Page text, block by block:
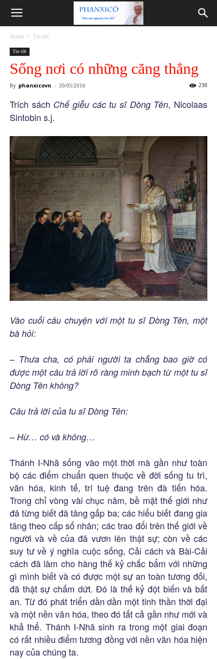
Phanxicô
Home Tin tức
Tin tức
Sống nơi có những căng thẳng
By phanxicovn - 20/05/2016 230
Trích sách Chế giễu các tu sĩ Dòng Tên, Nicolaas
Sintobin s.j.
Vào cuối câu chuyện với một tu sĩ Dòng Tên, một
bà hỏi:
– Thưa cha, có phải người ta chẳng bao giờ có
được một câu trả lời rõ ràng minh bạch từ một tu sĩ
Dòng Tên không?
Câu trả lời của tu sĩ Dòng Tên:
– Hừ… có và không…
Thánh I-Nhã sống vào một thời mà gần như toàn
bộ các điểm chuẩn quen thuộc về đời sống tu trì,
văn hóa, kinh tế, trí tuệ đang trên đà tiến hóa.
Trong chỉ vòng vài chục năm, bề mặt thế giới như
đã từng biết đã tăng gấp ba; các hiểu biết đang gia
tăng theo cấp số nhân; các trao đổi trên thế giới về
người và về của đã vươn lên thật sự; còn về các
suy tư về ý nghĩa cuộc sống, Cải cách và Bài-Cải
cách đã làm cho hàng thế kỷ chắc bẩm với những
gì mình biết và có được một sự an toàn tương đối,
đã thật sự chấm dứt. Đó là thế kỷ đột biến và bất
an. Từ đó phát triển dần dần một tinh thần thời đại
và một nền văn hóa, theo đó tất cả gần như mới và
khả thể. Thánh I-Nhã sinh ra trong một giai đoạn
có rất nhiều điểm tương đồng với nền văn hóa hiện
nay của chúng ta.